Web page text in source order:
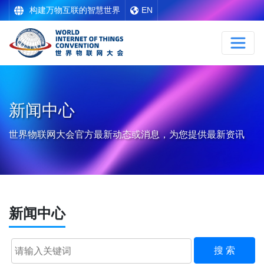
构建万物互联的智慧世界 EN
新闻中心
世界物联网大会官方最新动态或消息，为您提供最新资讯
新闻中心
搜 索